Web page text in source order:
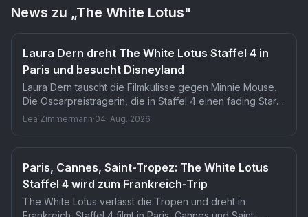
News zu „The White Lotus"
Laura Dern dreht The White Lotus Staffel 4 in
Paris und besucht Disneyland
Laura Dern tauscht die Filmkulisse gegen Minnie Mouse.
Die Oscarpreisträgerin, die in Staffel 4 einen fading Star
spielen soll, machte Pause in Disneyland Paris. Dass
Lea Zimmermann·04. Aug. 2026
Paris, Cannes, Saint-Tropez: The White Lotus
Staffel 4 wird zum Frankreich-Trip
The White Lotus verlässt die Tropen und dreht in